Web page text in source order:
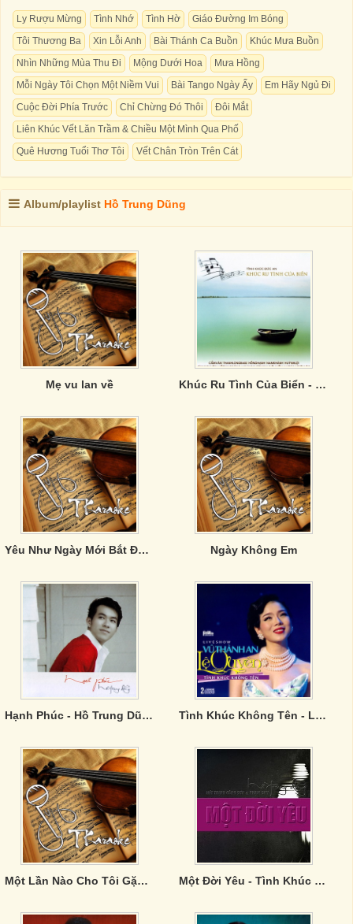
Ly Rượu Mừng Tình Nhớ Tình Hờ
Giáo Đường Im Bóng
Tôi Thương Ba
Xin Lỗi Anh Bài Thánh Ca Buồn
Khúc Mưa Buồn
Nhìn Những Mùa Thu Đi
Mộng Dưới Hoa
Mưa Hồng
Mỗi Ngày Tôi Chọn Một Niềm Vui
Bài Tango Ngày Ấy
Em Hãy Ngủ Đi
Cuộc Đời Phía Trước
Chỉ Chừng Đó Thôi
Đôi Mắt
Liên Khúc Vết Lăn Trầm & Chiều Một Mình Qua Phố
Quê Hương Tuổi Thơ Tôi
Vết Chân Tròn Trên Cát
Album/playlist Hồ Trung Dũng
Mẹ vu lan về Khúc Ru Tình Của Biển - Tình Khúc Đức An
Yêu Như Ngày Mới Bắt Đầu (Single) Ngày Không Em
Hạnh Phúc - Hồ Trung Dũng Tình Khúc Không Tên - Lệ Quyên
Một Lần Nào Cho Tôi Gặp Lại Em Một Đời Yêu - Tình Khúc Trịnh Công Sơn